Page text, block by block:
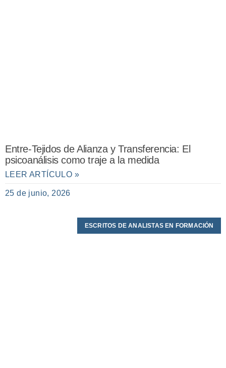
Entre-Tejidos de Alianza y Transferencia: El
psicoanálisis como traje a la medida
LEER ARTÍCULO »
25 de junio, 2026
ESCRITOS DE ANALISTAS EN FORMACIÓN